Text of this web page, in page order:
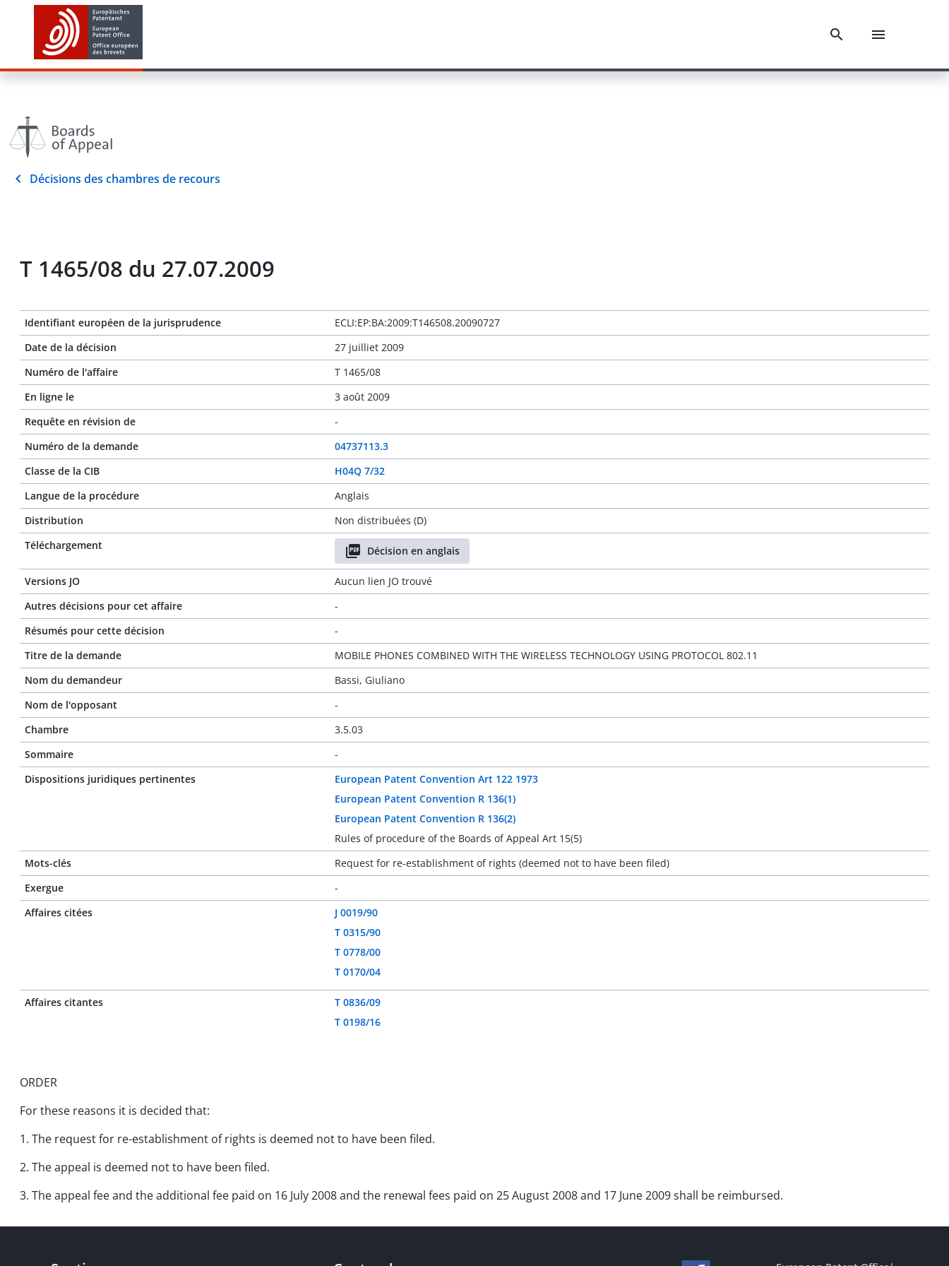
Décisions des chambres de recours
T 1465/08 du 27.07.2009
Identifiant européen de la jurisprudence
ECLI:EP:BA:2009:T146508.20090727
Date de la décision
27 juilliet 2009
Numéro de l'affaire
T 1465/08
En ligne le
3 août 2009
Requête en révision de
-
Numéro de la demande
04737113.3
Classe de la CIB
H04Q 7/32
Langue de la procédure
Anglais
Distribution
Non distribuées (D)
Téléchargement
Décision en anglais
Versions JO
Aucun lien JO trouvé
Autres décisions pour cet affaire
-
Résumés pour cette décision
-
Titre de la demande
MOBILE PHONES COMBINED WITH THE WIRELESS TECHNOLOGY USING PROTOCOL 802.11
Nom du demandeur
Bassi, Giuliano
Nom de l'opposant
-
Chambre
3.5.03
Sommaire
-
Dispositions juridiques pertinentes
European Patent Convention Art 122 1973
European Patent Convention R 136(1)
European Patent Convention R 136(2)
Rules of procedure of the Boards of Appeal Art 15(5)
Mots-clés
Request for re-establishment of rights (deemed not to have been filed)
Exergue
-
Affaires citées
J 0019/90
T 0315/90
T 0778/00
T 0170/04
Affaires citantes
T 0836/09
T 0198/16
ORDER
For these reasons it is decided that:
1. The request for re-establishment of rights is deemed not to have been filed.
2. The appeal is deemed not to have been filed.
3. The appeal fee and the additional fee paid on 16 July 2008 and the renewal fees paid on 25 August 2008 and 17 June 2009 shall be reimbursed.